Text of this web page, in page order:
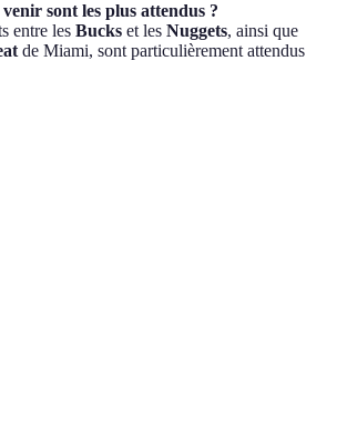
sont les plus attendus ?
entre les Bucks et les Nuggets, ainsi que
de Miami, sont particulièrement attendus